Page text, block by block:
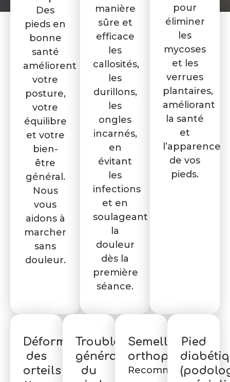
Des
pieds en
bonne
santé
améliorent
votre
posture,
votre
équilibre
et votre
bien-
être
général.
Nous
vous
aidons à
marcher
sans
douleur.
manière
sûre et
efficace
les
callosités,
les
durillons,
les
ongles
incarnés,
en
évitant
les
infections
et en
soulageant
la
douleur
dès la
première
séance.
pour
éliminer
les
mycoses
et les
verrues
plantaires,
améliorant
la santé
et
l’apparence
de vos
pieds.
Déformations
des
orteils
Troubles
généraux
du
Semelles
orthopédiques
Recommandées
Pied